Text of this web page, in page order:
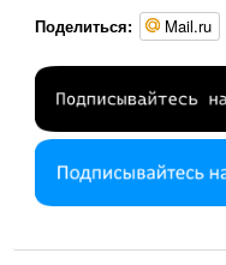
Поделиться: Mail.ru